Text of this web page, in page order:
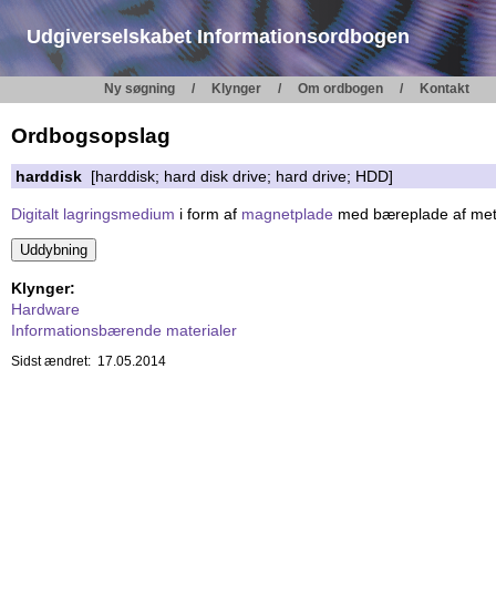
Udgiverselskabet Informationsordbogen
Ny søgning Klynger Om ordbogen Kontakt
Ordbogsopslag
harddisk [harddisk; hard disk drive; hard drive; HDD]
Digitalt lagringsmedium i form af magnetplade med bæreplade af
Klynger:
Hardware
Informationsbærende materialer
Sidst ændret: 17.05.2014